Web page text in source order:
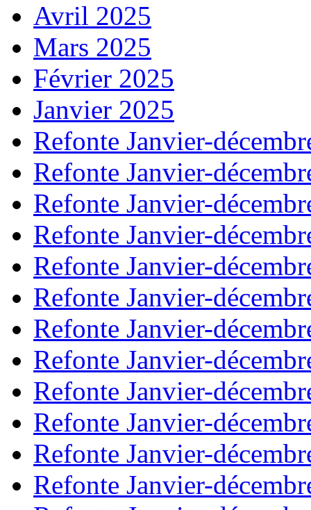
Avril 2025
Mars 2025
Février 2025
Janvier 2025
Refonte Janvier-
Refonte Janvier-
Refonte Janvier-
Refonte Janvier-
Refonte Janvier-
Refonte Janvier-
Refonte Janvier-
Refonte Janvier-
Refonte Janvier-
Refonte Janvier-
Refonte Janvier-
Refonte Janvier-